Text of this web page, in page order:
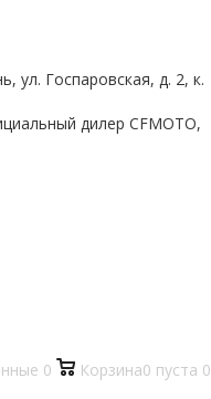
ул. Госпаровская, д. 2, к.
дилер CFMOTO,
0 Корзина0 пуста 0